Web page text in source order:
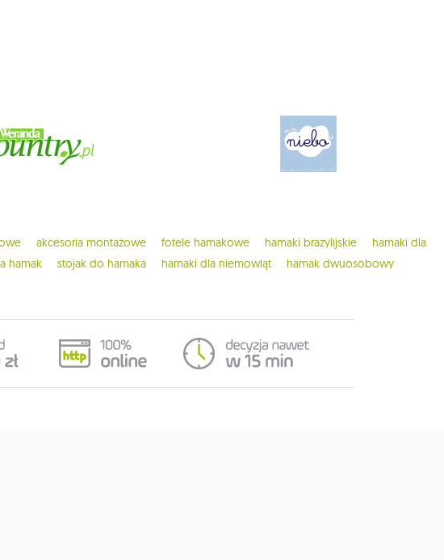
akcesoria montażowe fotele hamakowe hamaki brazylijskie
hamaki dla
hamak stojak do hamaka hamaki dla niemowląt
hamak dwuosobowy